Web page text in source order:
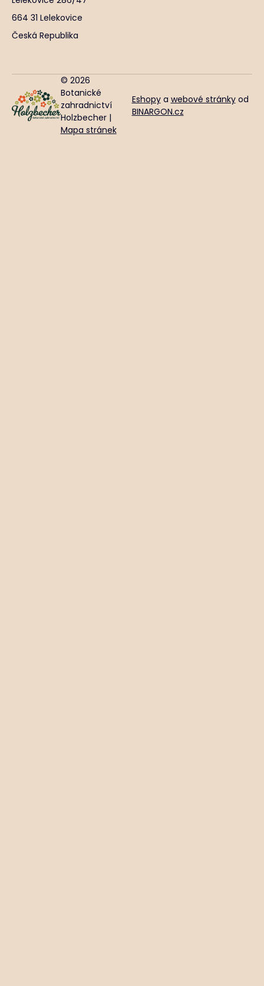
664 31 Lelekovice
Česká Republika
© 2026
Botanické
zahradnictví
Holzbecher |
Mapa stránek
Eshopya webové stránkyod
BINARGON.cz